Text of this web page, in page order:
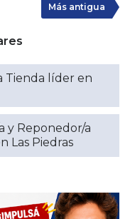
Más antigua
Tienda líder en
y Reponedor/a
Las Piedras